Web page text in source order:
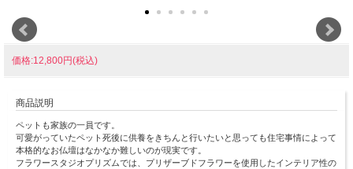
価格:12,800円(税込)
商品説明
ペットも家族の一員です。
可愛がっていたペット死後に供養をきちんと行いたいと思っても住宅事情によって
本格的なお仏壇はなかなか難しいのが現実です。
フラワースタジオプリズムでは、プリザーブドフラワーを使用したインテリア性の